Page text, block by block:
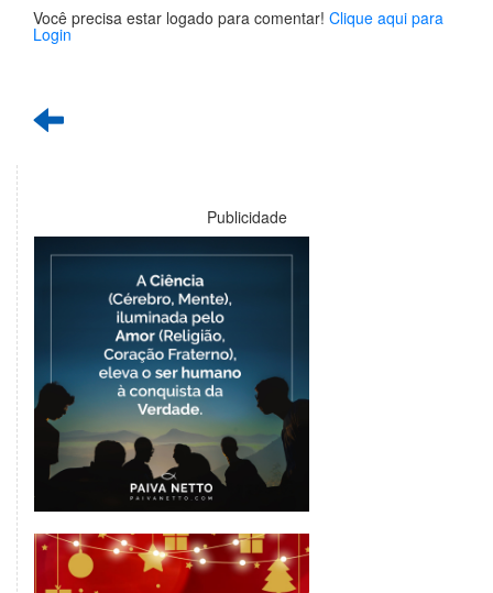
Você precisa estar logado para comentar! Clique aqui para
Login
Publicidade